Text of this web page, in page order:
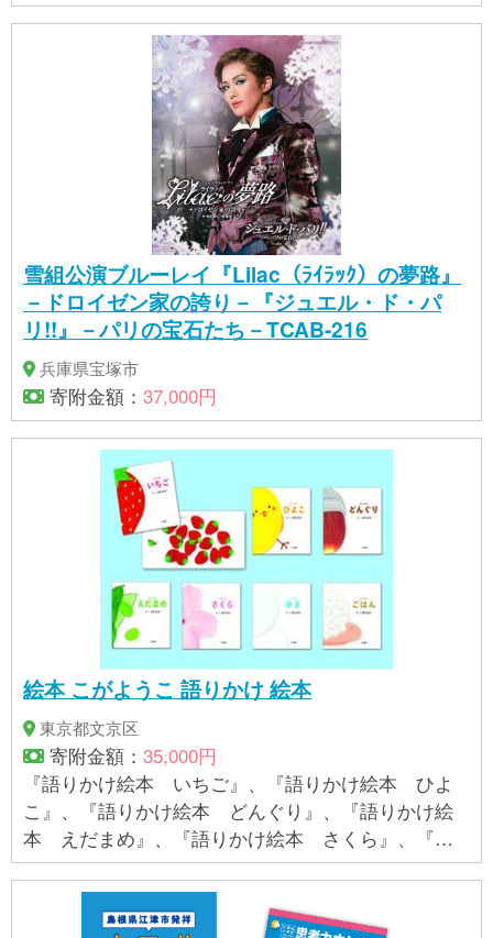
雪組公演ブルーレイ『Lilac（ﾗｲﾗｯｸ）の夢路』
－ドロイゼン家の誇り－『ジュエル・ド・パ
リ!!』－パリの宝石たち－TCAB-216
兵庫県宝塚市
寄附金額： 37,000円
絵本 こがようこ 語りかけ 絵本
東京都文京区
寄附金額： 35,000円
『語りかけ絵本 いちご』、『語りかけ絵本 ひよ
こ』、『語りかけ絵本 どんぐり』、『語りかけ絵
本 えだまめ』、『語りかけ絵本 さくら』、『語
りかけ絵本 ゆき』、『語りかけ絵本 ごはん』の7
冊セット。